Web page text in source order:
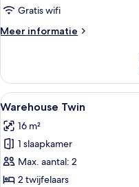
Gratis wifi
Meer informatie
Meer
Room
Alle
foto's
voor
Warehouse
Twin
laden
6
Warehouse Twin
16 m²
1 slaapkamer
Max. aantal: 2
2 twijfelaars